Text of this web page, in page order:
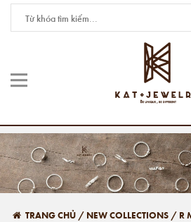
TRANG CHỦ / NEW COLLECTIONS / R